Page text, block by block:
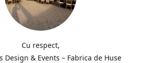
Cu respect,
Design & Events – Fabrica de Huse